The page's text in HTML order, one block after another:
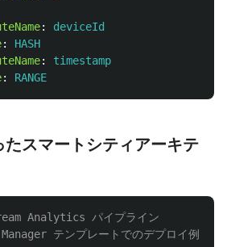
:
deviceId
:
HASH
:
timestamp
: RANGE
スマートシティアーキテ
Analytics パイプライン
テンプレートでのデプロイ例